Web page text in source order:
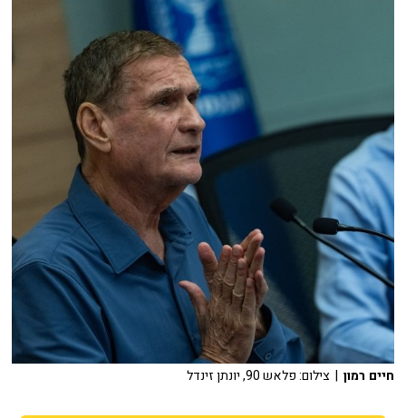
חיים רמון | צילום: פלאש 90, יונתן זינדל